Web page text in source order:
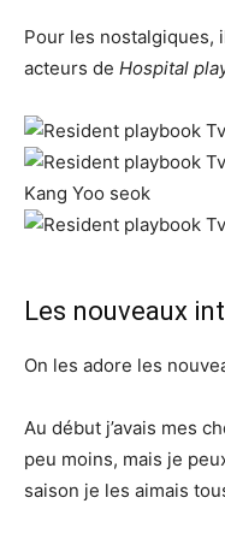
Pour les nostalgiques,
acteurs de Hospital
Les nouveaux
On les adore les
Au début j’avais mes
peu moins, mais je
saison je les aimais